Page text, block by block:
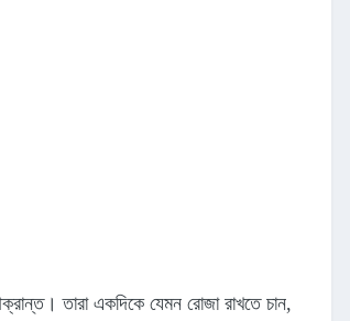
তারা একদিকে যেমন রোজা রাখতে চান,